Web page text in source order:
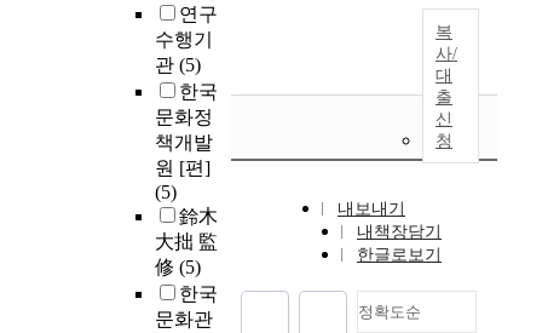
연구
수행기
관 (5)
한국
문화정
책개발
원 [편]
(5)
鈴木
大拙 監
修 (5)
한국
문화관
복
사/
대
출
신
청
내보내기
내책장담기
한글로보기
정확도순